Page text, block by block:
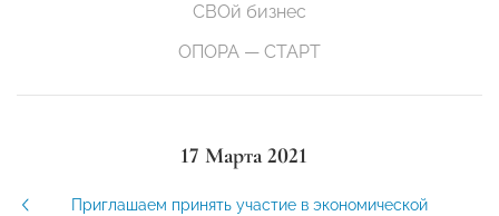
СВОй бизнес
ОПОРА — СТАРТ
17 Марта 2021
Приглашаем принять участие в экономической